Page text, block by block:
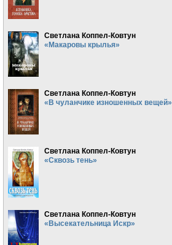
Светлана Коппел-Ковтун
«Макаровы крылья»
Светлана Коппел-Ковтун
«В чуланчике изношенных вещей»
Светлана Коппел-Ковтун
«Сквозь тень»
Светлана Коппел-Ковтун
«Высекательница Искр»